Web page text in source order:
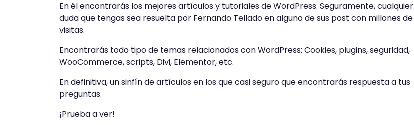
En él encontrarás los mejores artículos y tutoriales de WordPress. Seguramente, cualquier
duda que tengas sea resuelta por Fernando Tellado en alguno de sus post con millones de
visitas.
Encontrarás todo tipo de temas relacionados con WordPress: Cookies, plugins, seguridad,
WooCommerce, scripts, Divi, Elementor, etc.
En definitiva, un sinfín de artículos en los que casi seguro que encontrarás respuesta a tus
preguntas.
¡Prueba a ver!